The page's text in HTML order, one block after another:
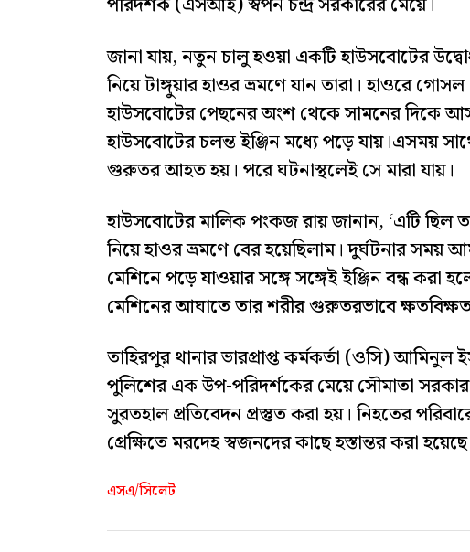
জানা যায়, নতুন চালু হওয়া একটি হাউসবোটের
নিয়ে টাঙ্গুয়ার হাওর ভ্রমণে যান তারা। হাওরে
হাউসবোটের পেছনের অংশ থেকে সামনের দিকে
হাউসবোটের চলন্ত ইঞ্জিন মধ্যে পড়ে যায়।এসময়
গুরুতর আহত হয়। পরে ঘটনাস্থলেই সে মারা যায়।
হাউসবোটের মালিক পংকজ রায় জানান, ‘এটি ছিল
নিয়ে হাওর ভ্রমণে বের হয়েছিলাম। দুর্ঘটনার
মেশিনে পড়ে যাওয়ার সঙ্গে সঙ্গেই ইঞ্জিন বন্ধ করা
মেশিনের আঘাতে তার শরীর গুরুতরভাবে
তাহিরপুর থানার ভারপ্রাপ্ত কর্মকর্তা (ওসি) আমিনুল
পুলিশের এক উপ-পরিদর্শকের মেয়ে সৌমাতা
সুরতহাল প্রতিবেদন প্রস্তুত করা হয়। নিহতের
প্রেক্ষিতে মরদেহ স্বজনদের কাছে হস্তান্তর করা
এসএ/সিলেট